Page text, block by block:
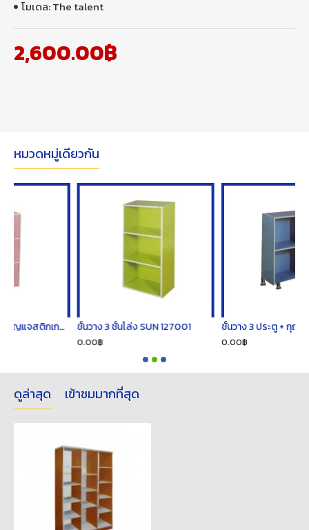
2,600.00฿
โมเดล:The talent
หมวดหมู่เดียวกัน
ชั้นวาง 3 ชั้น ประตู+กุญแจสติกเกอร์ SUN 127005 ชั้นวาง 3 ชั้นโล่ง SUN 127001
ดูล่าสุด เข้าชมมากที่สุด